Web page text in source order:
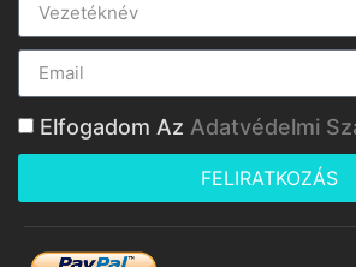
Elfogadom Az Adatvédelmi
FELIRATKOZÁS